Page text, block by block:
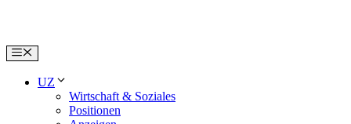
Menu
UZ
Wirtschaft & Soziales
Positionen